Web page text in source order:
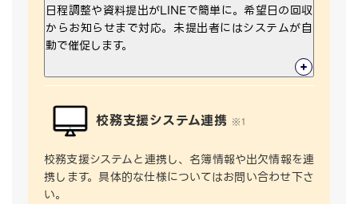
日程調整や資料提出がLINEで簡単に。希望日の回収
からお知らせまで対応。未提出者にはシステムが自
動で催促します。
校務支援システム連携 ※1
校務支援システムと連携し、名簿情報や出欠情報を連
携します。具体的な仕様についてはお問い合わせ下さ
い。